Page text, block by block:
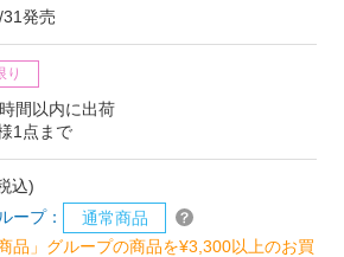
発売
り
間以内に出荷
1点まで
込)
ープ：
通常商品
商品」グループの商品を¥3,300以上のお買